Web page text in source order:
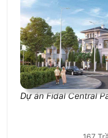
Dự án Fidal Central